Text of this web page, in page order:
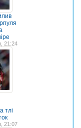
21:24
тлі
21:07